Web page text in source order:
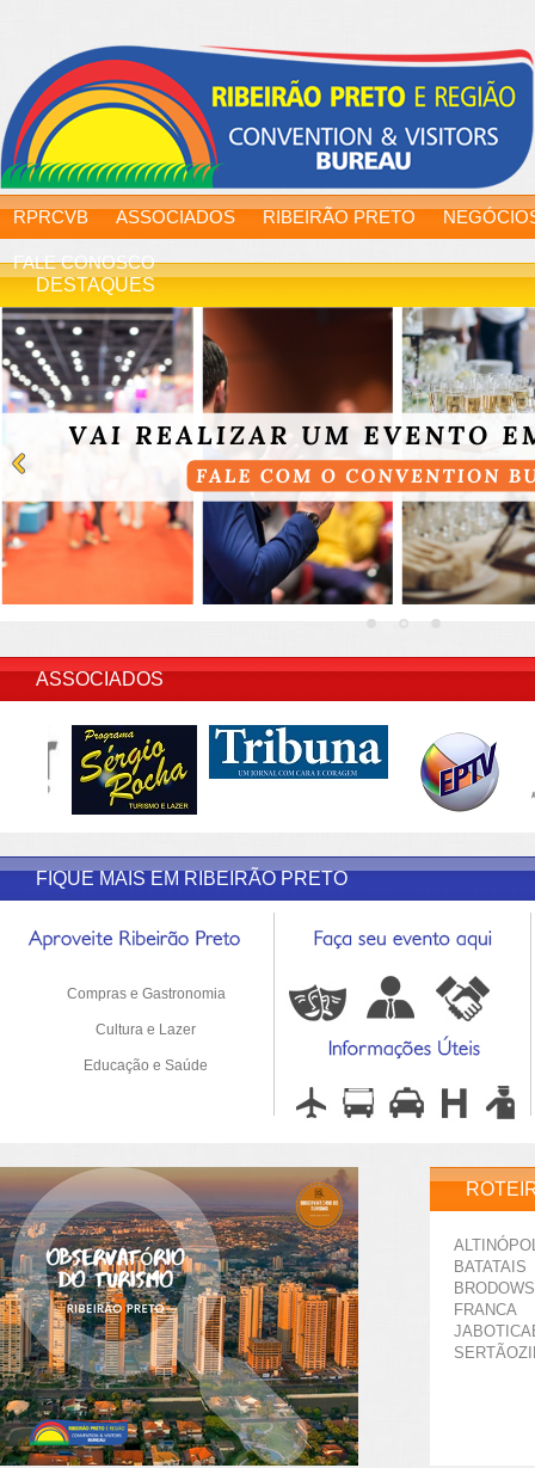
RPRCVB ASSOCIADOS RIBEIRÃO PRETO
FALE CONOSCO
DESTAQUES
ASSOCIADOS
FIQUE MAIS EM RIBEIRÃO PRETO
Compras e Gastronomia
Cultura e Lazer
Educação e Saúde
BATATAIS
FRANCA